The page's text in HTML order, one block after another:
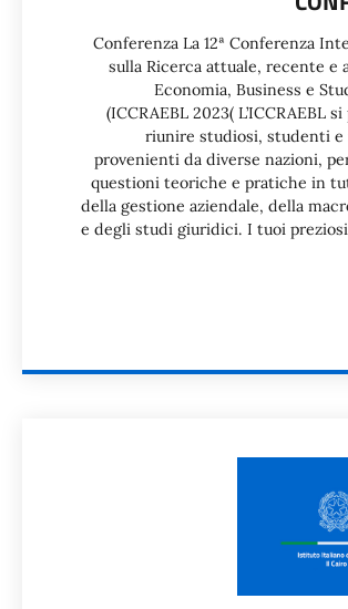
Conferenza La 12ª Conferenza
sulla Ricerca attuale, recente e
Economia, Business e
(ICCRAEBL 2023( L’ICCRAEBL
riunire studiosi, studenti
provenienti da diverse nazioni,
questioni teoriche e pratiche in
della gestione aziendale, della
e degli studi giuridici. I tuoi